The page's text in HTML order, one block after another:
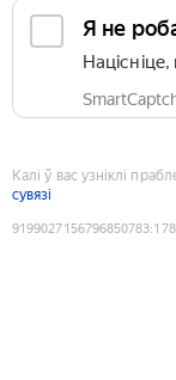
Я не
Калі ў вас узніклі
сувязі
9199027156796850783: